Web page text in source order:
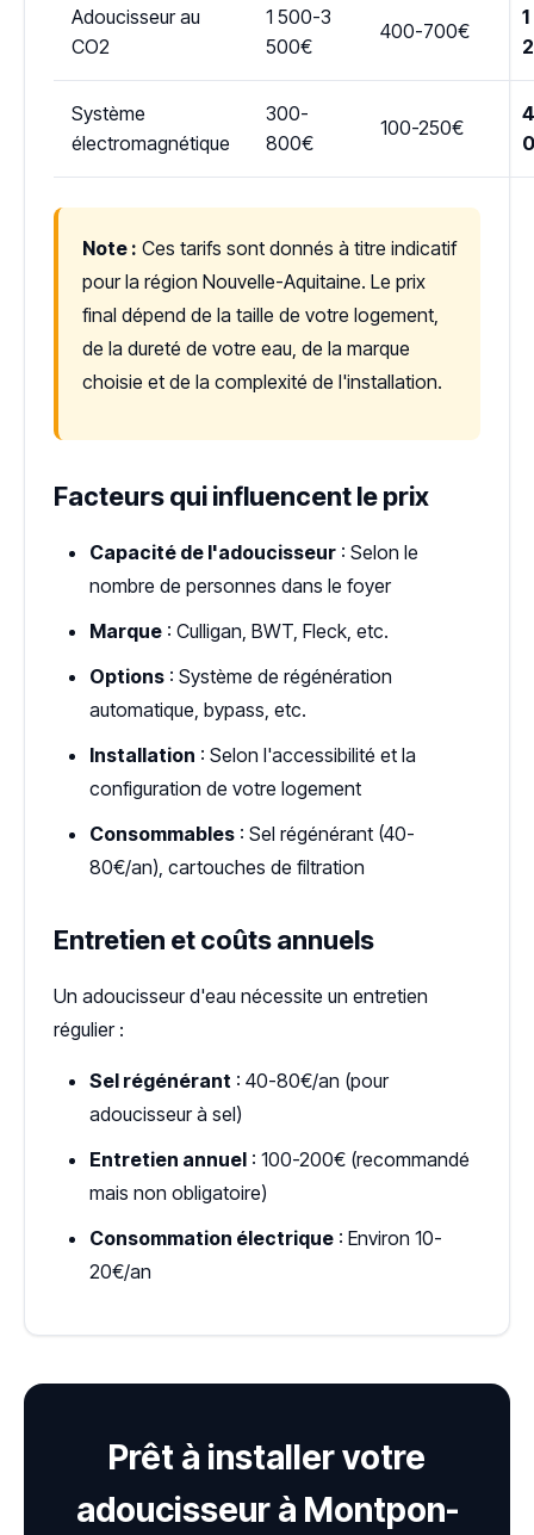
Adoucisseur au
CO2
1 500-3
500€
400-700€
Système
électromagnétique
300-
800€
100-250€
Note : Ces tarifs sont donnés à titre indicatif
pour la région Nouvelle-Aquitaine. Le prix
final dépend de la taille de votre logement,
de la dureté de votre eau, de la marque
choisie et de la complexité de l'installation.
Facteurs qui influencent le prix
Capacité de l'adoucisseur : Selon le
nombre de personnes dans le foyer
Marque : Culligan, BWT, Fleck, etc.
Options : Système de régénération
automatique, bypass, etc.
Installation : Selon l'accessibilité et la
configuration de votre logement
Consommables : Sel régénérant (40-
80€/an), cartouches de filtration
Entretien et coûts annuels
Un adoucisseur d'eau nécessite un entretien
régulier :
Sel régénérant : 40-80€/an (pour
adoucisseur à sel)
Entretien annuel : 100-200€ (recommandé
mais non obligatoire)
Consommation électrique : Environ 10-
20€/an
Prêt à installer votre
adoucisseur à Montpon-